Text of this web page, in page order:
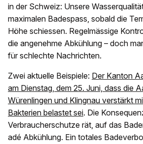
in der Schweiz: Unsere
maximalen Badespass, sobald die
Höhe schiessen. Regelmässige
die angenehme Abkühlung – doch
für schlechte Nachrichten.
Zwei aktuelle Beispiele: Der Kanton
am Dienstag, dem 25. Juni, dass die
Würenlingen und Klingnau verstärkt
Bakterien belastet sei. Die
Verbraucherschutze rät, auf das
adé Abkühlung. Ein totales